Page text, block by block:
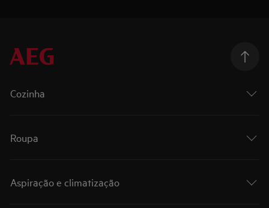
Cozinha
Roupa
Aspiração e climatização